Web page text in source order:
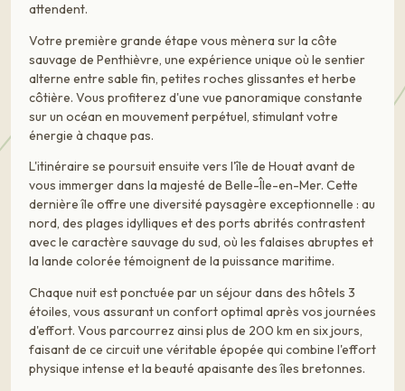
attendent.
Votre première grande étape vous mènera sur la côte
sauvage de Penthièvre, une expérience unique où le sentier
alterne entre sable fin, petites roches glissantes et herbe
côtière. Vous profiterez d'une vue panoramique constante
sur un océan en mouvement perpétuel, stimulant votre
énergie à chaque pas.
L'itinéraire se poursuit ensuite vers l'île de Houat avant de
vous immerger dans la majesté de Belle-Île-en-Mer. Cette
dernière île offre une diversité paysagère exceptionnelle : au
nord, des plages idylliques et des ports abrités contrastent
avec le caractère sauvage du sud, où les falaises abruptes et
la lande colorée témoignent de la puissance maritime.
Chaque nuit est ponctuée par un séjour dans des hôtels 3
étoiles, vous assurant un confort optimal après vos journées
d'effort. Vous parcourrez ainsi plus de 200 km en six jours,
faisant de ce circuit une véritable épopée qui combine l'effort
physique intense et la beauté apaisante des îles bretonnes.